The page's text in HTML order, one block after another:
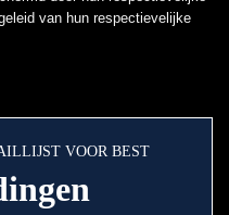
van hun respectievelijke
VOOR BEST